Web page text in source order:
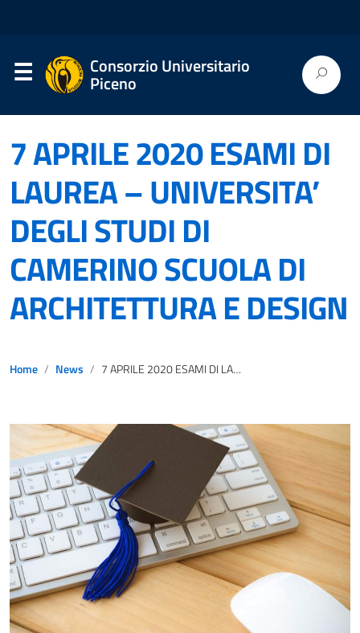
Consorzio Universitario
Piceno
7 APRILE 2020 ESAMI DI
LAUREA – UNIVERSITA’
DEGLI STUDI DI
CAMERINO SCUOLA DI
ARCHITETTURA E DESIGN
Home News 7 APRILE 2020 ESAMI DI LAUREA – UNIVERSITA’ DEGLI STUDI DI CAMERINO SCUOLA DI ARCHITETTURA E DESIGN